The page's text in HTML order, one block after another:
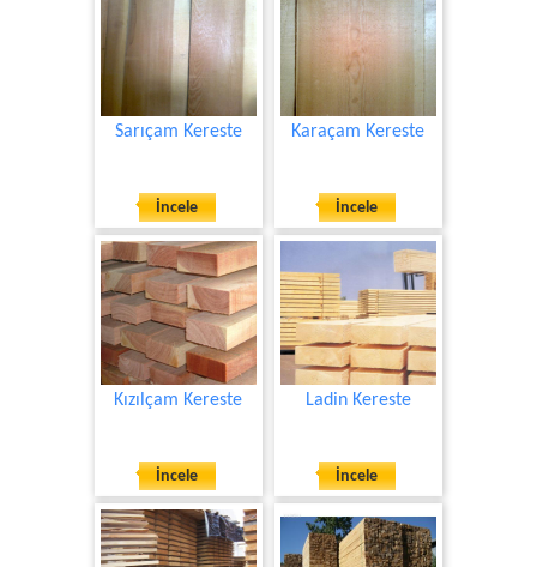
Sarıçam Kereste
İncele
Karaçam Kereste
İncele
Kızılçam Kereste
İncele
Ladin Kereste
İncele